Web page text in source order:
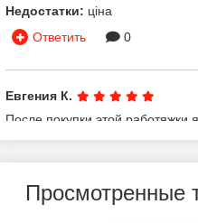
Недостатки: ціна
Ответить
0
Евгения К.
После покупки этой работяжки
ей я пошила новую коллекцию
Ответить
Просмотренные